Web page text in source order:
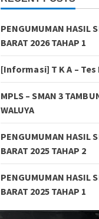
PENGUMUMAN HASIL
BARAT 2026 TAHAP 1
[Informasi] T K A –
MPLS – SMAN 3
WALUYA
PENGUMUMAN HASIL
BARAT 2025 TAHAP 2
PENGUMUMAN HASIL
BARAT 2025 TAHAP 1